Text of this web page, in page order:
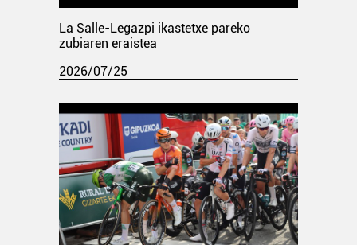
La Salle-Legazpi ikastetxe pareko
zubiaren eraistea
2026/07/25